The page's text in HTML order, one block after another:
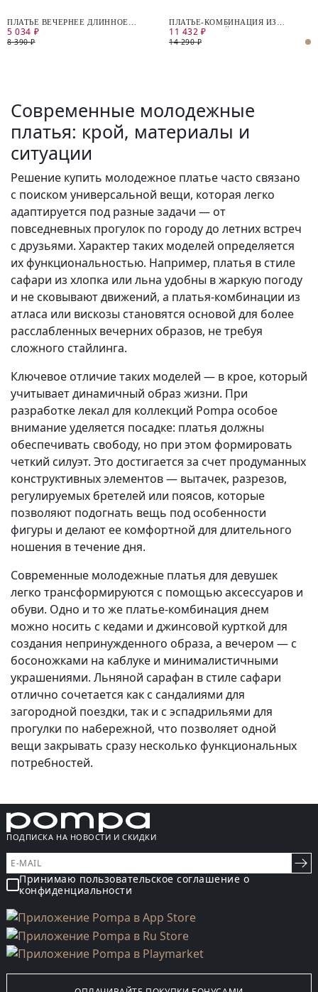
ПЛАТЬЕ ВЕЧЕРНЕЕ ДЛИННОЕ
ОТКРЫТОЕ
5 034 ₽
8 390 ₽
ПЛАТЬЕ-КОМБИНАЦИЯ ИЗ
НАТУРАЛЬНОЙ ТКАНИ
11 432 ₽
14 290 ₽
Современные молодежные
платья: крой, материалы и
ситуации
Решение купить молодежное платье часто связано
с поиском универсальной вещи, которая легко
адаптируется под разные задачи — от
повседневных прогулок по городу до летних встреч
с друзьями. Характер таких моделей определяется
их функциональностью. Например, платья в стиле
сафари из хлопка или льна удобны в жаркую погоду
и не сковывают движений, а платья-комбинации из
атласа или вискозы становятся основой для более
расслабленных вечерних образов, не требуя
сложного стайлинга.
Ключевое отличие таких моделей — в крое, который
учитывает динамичный образ жизни. При
разработке лекал для коллекций Pompa особое
внимание уделяется посадке: платья должны
обеспечивать свободу, но при этом формировать
четкий силуэт. Это достигается за счет продуманных
конструктивных элементов — вытачек, разрезов,
регулируемых бретелей или поясов, которые
позволяют подогнать вещь под особенности
фигуры и делают ее комфортной для длительного
ношения в течение дня.
Современные молодежные платья для девушек
легко трансформируются с помощью аксессуаров и
обуви. Одно и то же платье-комбинация днем
можно носить с кедами и джинсовой курткой для
создания непринужденного образа, а вечером — с
босоножками на каблуке и минималистичными
украшениями. Льняной сарафан в стиле сафари
отлично сочетается как с сандалиями для
загородной поездки, так и с эспадрильями для
прогулки по набережной, что позволяет одной
вещи закрывать сразу несколько функциональных
потребностей.
ПОДПИСКА НА НОВОСТИ И СКИДКИ
Принимаю пользовательское соглашение о
конфиденциальности